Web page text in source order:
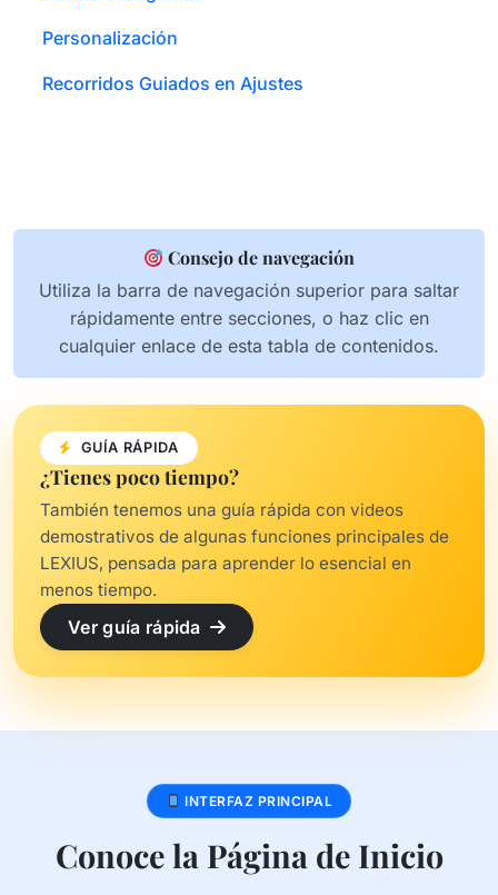
Personalización
Recorridos Guiados en Ajustes
Consejo de navegación
Utiliza la barra de navegación superior para saltar
rápidamente entre secciones, o haz clic en
cualquier enlace de esta tabla de contenidos.
GUÍA RÁPIDA
¿Tienes poco tiempo?
También tenemos una guía rápida con videos
demostrativos de algunas funciones principales de
LEXIUS, pensada para aprender lo esencial en
menos tiempo.
Ver guía rápida
INTERFAZ PRINCIPAL
Conoce la Página de Inicio